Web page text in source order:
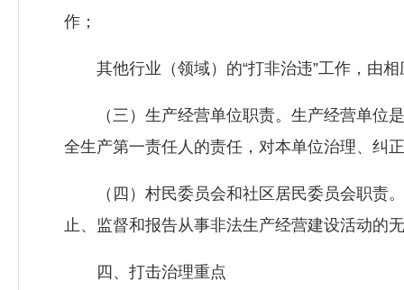
作；
其他行业（领域）的“打非治违”工作，由相
（三）生产经营单位职责。生产经营单位是
全生产第一责任人的责任，对本单位治理、纠
（四）村民委员会和社区居民委员会职责。
止、监督和报告从事非法生产经营建设活动的
四、打击治理重点